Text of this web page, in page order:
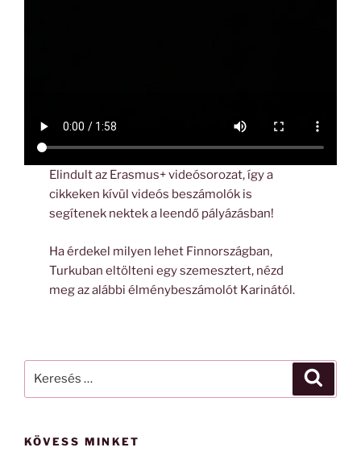
Elindult az Erasmus+ videósorozat, így a
cikkeken kívül videós beszámolók is
segítenek nektek a leendő pályázásban!
Ha érdekel milyen lehet Finnországban,
Turkuban eltölteni egy szemesztert, nézd
meg az alábbi élménybeszámolót Karinától.
KÖVESS MINKET